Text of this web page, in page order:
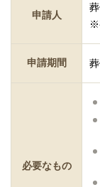
申請人
※
申請期間
必要なもの